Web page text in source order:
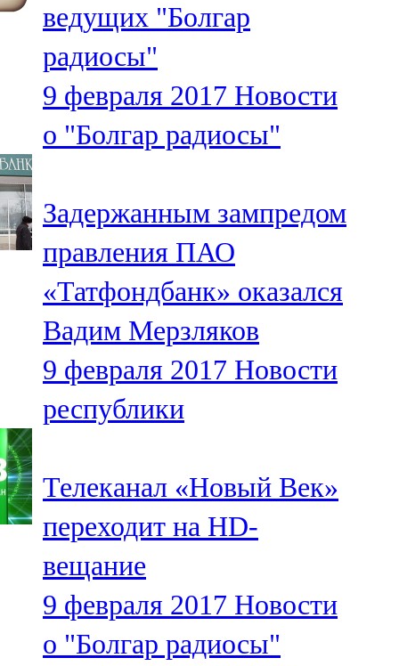
ведущих "Болгар
радиосы"
9 февраля 2017 Новости
о "Болгар радиосы"
Задержанным зампредом
правления ПАО
«Татфондбанк» оказался
Вадим Мерзляков
9 февраля 2017 Новости
республики
Телеканал «Новый Век»
переходит на HD-
вещание
9 февраля 2017 Новости
о "Болгар радиосы"